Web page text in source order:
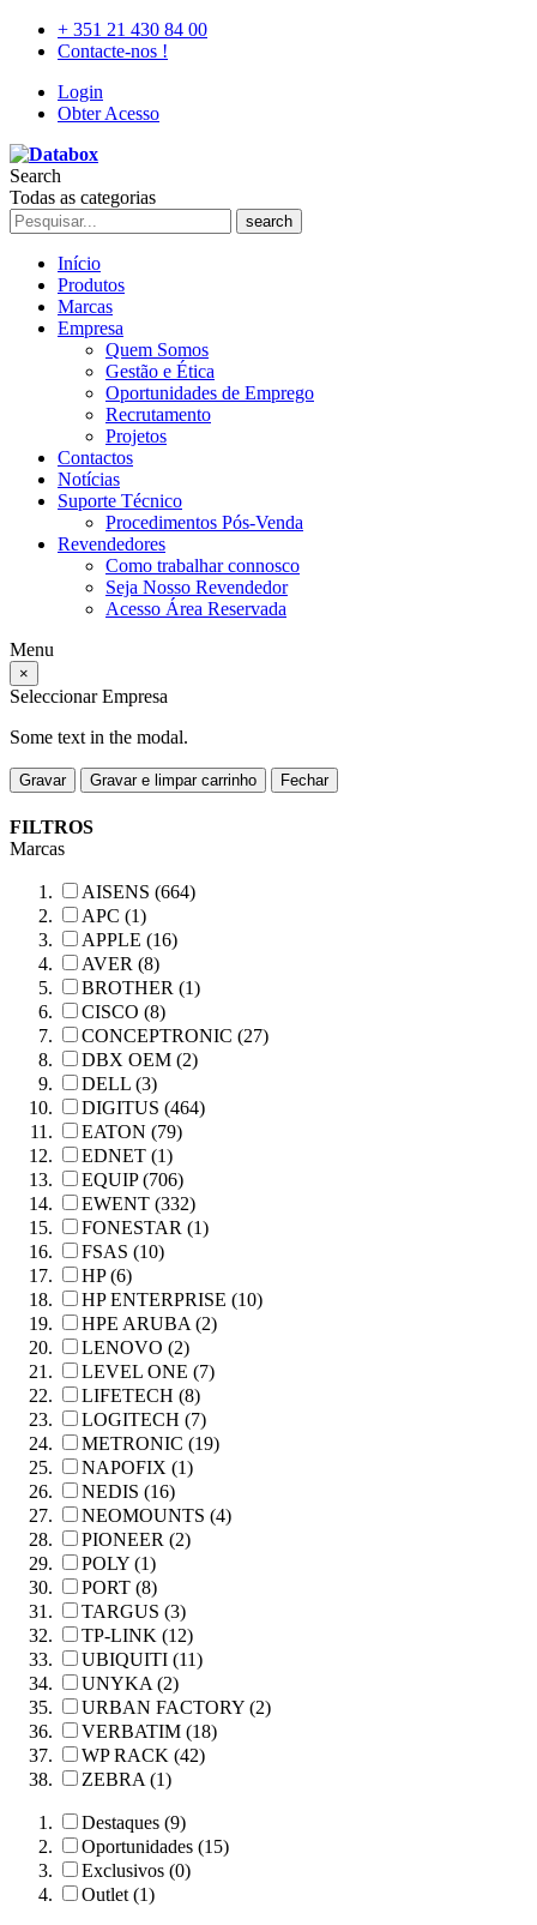
+ 351 21 430 84 00
Contacte-nos !
Login
Obter Acesso
Search
Todas as categorias
search
Início
Produtos
Marcas
Empresa
Quem Somos
Gestão e Ética
Oportunidades de Emprego
Recrutamento
Projetos
Contactos
Notícias
Suporte Técnico
Procedimentos Pós-Venda
Revendedores
Como trabalhar connosco
Seja Nosso Revendedor
Acesso Área Reservada
Menu
×
Seleccionar Empresa
Some text in the modal.
Gravar Gravar e limpar carrinho Fechar
FILTROS
Marcas
AISENS (664)
APC (1)
APPLE (16)
AVER (8)
BROTHER (1)
CISCO (8)
CONCEPTRONIC (27)
DBX OEM (2)
DELL (3)
DIGITUS (464)
EATON (79)
EDNET (1)
EQUIP (706)
EWENT (332)
FONESTAR (1)
FSAS (10)
HP (6)
HP ENTERPRISE (10)
HPE ARUBA (2)
LENOVO (2)
LEVEL ONE (7)
LIFETECH (8)
LOGITECH (7)
METRONIC (19)
NAPOFIX (1)
NEDIS (16)
NEOMOUNTS (4)
PIONEER (2)
POLY (1)
PORT (8)
TARGUS (3)
TP-LINK (12)
UBIQUITI (11)
UNYKA (2)
URBAN FACTORY (2)
VERBATIM (18)
WP RACK (42)
ZEBRA (1)
Destaques (9)
Oportunidades (15)
Exclusivos (0)
Outlet (1)